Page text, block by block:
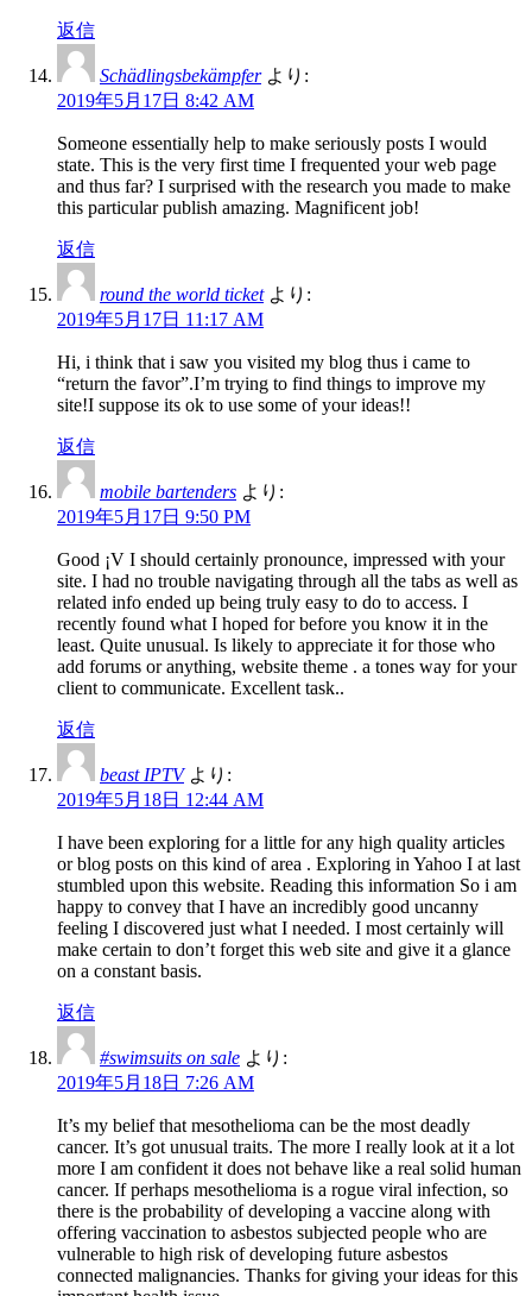
返信
Schädlingsbekämpfer より:
2019年5月17日 8:42 AM
Someone essentially help to make seriously posts I would
state. This is the very first time I frequented your web page
and thus far? I surprised with the research you made to make
this particular publish amazing. Magnificent job!
返信
round the world ticket より:
2019年5月17日 11:17 AM
Hi, i think that i saw you visited my blog thus i came to
“return the favor”.I’m trying to find things to improve my
site!I suppose its ok to use some of your ideas!!
返信
mobile bartenders より:
2019年5月17日 9:50 PM
Good ¡V I should certainly pronounce, impressed with your
site. I had no trouble navigating through all the tabs as well as
related info ended up being truly easy to do to access. I
recently found what I hoped for before you know it in the
least. Quite unusual. Is likely to appreciate it for those who
add forums or anything, website theme . a tones way for your
client to communicate. Excellent task..
返信
beast IPTV より:
2019年5月18日 12:44 AM
I have been exploring for a little for any high quality articles
or blog posts on this kind of area . Exploring in Yahoo I at last
stumbled upon this website. Reading this information So i am
happy to convey that I have an incredibly good uncanny
feeling I discovered just what I needed. I most certainly will
make certain to don’t forget this web site and give it a glance
on a constant basis.
返信
#swimsuits on sale より:
2019年5月18日 7:26 AM
It’s my belief that mesothelioma can be the most deadly
cancer. It’s got unusual traits. The more I really look at it a lot
more I am confident it does not behave like a real solid human
cancer. If perhaps mesothelioma is a rogue viral infection, so
there is the probability of developing a vaccine along with
offering vaccination to asbestos subjected people who are
vulnerable to high risk of developing future asbestos
connected malignancies. Thanks for giving your ideas for this